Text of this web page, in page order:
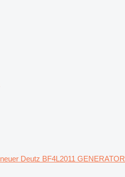
neuer Deutz BF4L2011 GENERATOR